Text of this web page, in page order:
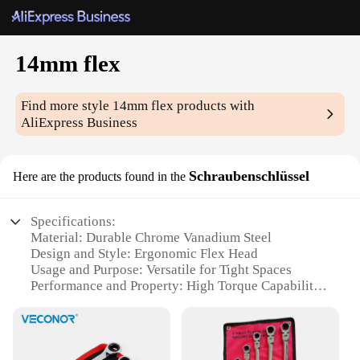
14mm flex
Find more style 14mm flex products with
AliExpress Business
Here are the products found in the Schraubenschlüssel
Specifications:
Material: Durable Chrome Vanadium Steel
Design and Style: Ergonomic Flex Head
Usage and Purpose: Versatile for Tight Spaces
Performance and Property: High Torque Capability
Type and Category: 14mm Flex Schraubenschlüssel